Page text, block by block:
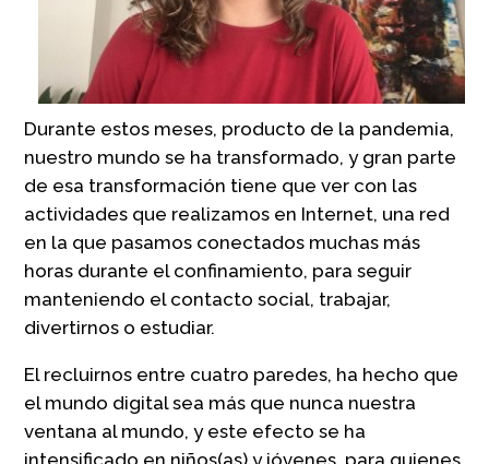
Durante estos meses, producto de la pandemia,
nuestro mundo se ha transformado, y gran parte
de esa transformación tiene que ver con las
actividades que realizamos en Internet, una red
en la que pasamos conectados muchas más
horas durante el confinamiento, para seguir
manteniendo el contacto social, trabajar,
divertirnos o estudiar.
El recluirnos entre cuatro paredes, ha hecho que
el mundo digital sea más que nunca nuestra
ventana al mundo, y este efecto se ha